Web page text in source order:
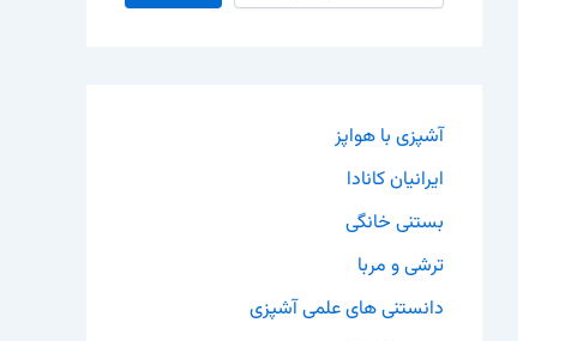
آشپزی با هواپز
ایرانیان کانادا
بستنی خانگی
ترشی و مربا
دانستنی های علمی آشپزی